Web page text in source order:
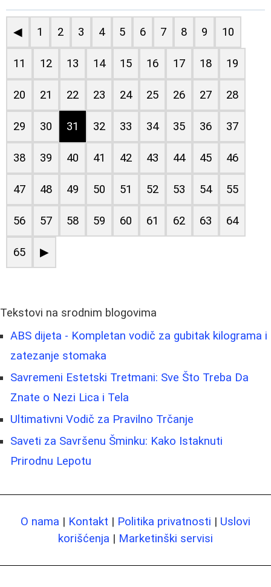
◀ 1 2 3 4 5 6 7 8 9 10
11 12 13 14 15 16 17 18 19
20 21 22 23 24 25 26 27 28
29 30 31 32 33 34 35 36 37
38 39 40 41 42 43 44 45 46
47 48 49 50 51 52 53 54 55
56 57 58 59 60 61 62 63 64
65 ▶
Tekstovi na srodnim blogovima
ABS dijeta - Kompletan vodič za gubitak kilograma i
zatezanje stomaka
Savremeni Estetski Tretmani: Sve Što Treba Da
Znate o Nezi Lica i Tela
Ultimativni Vodič za Pravilno Trčanje
Saveti za Savršenu Šminku: Kako Istaknuti
Prirodnu Lepotu
O nama | Kontakt | Politika privatnosti | Uslovi
korišćenja | Marketinški servisi